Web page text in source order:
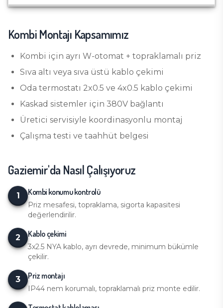
Kombi Montajı Kapsamımız
Kombi için ayrı W-otomat + topraklamalı priz
Sıva altı veya sıva üstü kablo çekimi
Oda termostatı 2x0.5 ve 4x0.5 kablo çekimi
Kaskad sistemler için 380V bağlantı
Üretici servisiyle koordinasyonlu montaj
Çalışma testi ve taahhüt belgesi
Gaziemir'da Nasıl Çalışıyoruz
1 Kombi konumu kontrolü
Priz mesafesi, topraklama, sigorta kapasitesi
değerlendirilir.
2 Kablo çekimi
3x2.5 NYA kablo, ayrı devrede, minimum bükümle
çekilir.
3 Priz montajı
IP44 nem korumalı, topraklamalı priz monte edilir.